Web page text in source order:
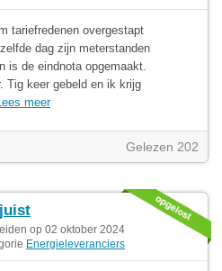
tariefredenen overgestapt
dag zijn meterstanden
is de eindnota opgemaakt.
Tig keer gebeld en ik krijg
meer
Gelezen 202
op 02 oktober 2024
Energieleveranciers